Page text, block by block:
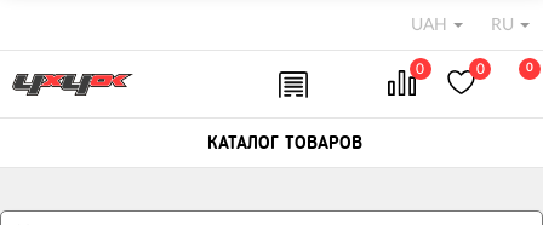
UAH RU
0 0 0
КАТАЛОГ ТОВАРОВ